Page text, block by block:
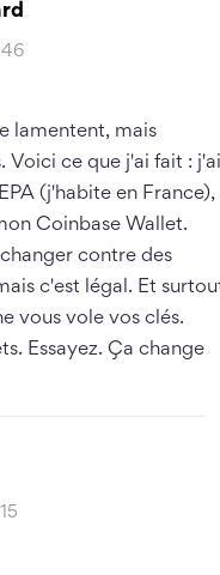
lamentent, mais
Voici ce que j'ai fait : j'ai
(j'habite en France),
Coinbase Wallet.
contre des
c'est légal. Et
vous vole vos clés.
Essayez. Ça change